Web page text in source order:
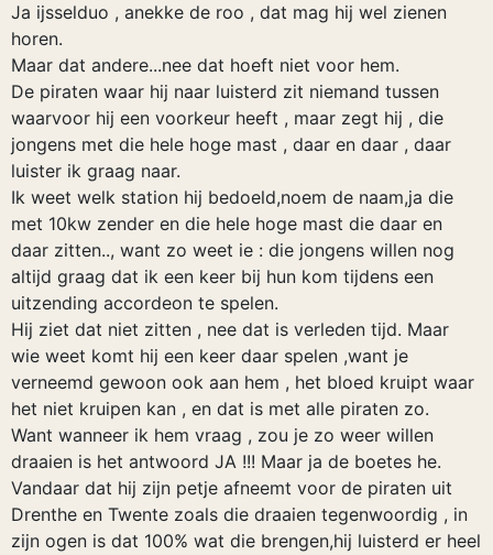
Ja ijsselduo , anekke de roo , dat mag hij wel zienen
horen.
Maar dat andere...nee dat hoeft niet voor hem.
De piraten waar hij naar luisterd zit niemand tussen
waarvoor hij een voorkeur heeft , maar zegt hij , die
jongens met die hele hoge mast , daar en daar , daar
luister ik graag naar.
Ik weet welk station hij bedoeld,noem de naam,ja die
met 10kw zender en die hele hoge mast die daar en
daar zitten.., want zo weet ie : die jongens willen nog
altijd graag dat ik een keer bij hun kom tijdens een
uitzending accordeon te spelen.
Hij ziet dat niet zitten , nee dat is verleden tijd. Maar
wie weet komt hij een keer daar spelen ,want je
verneemd gewoon ook aan hem , het bloed kruipt waar
het niet kruipen kan , en dat is met alle piraten zo.
Want wanneer ik hem vraag , zou je zo weer willen
draaien is het antwoord JA !!! Maar ja de boetes he.
Vandaar dat hij zijn petje afneemt voor de piraten uit
Drenthe en Twente zoals die draaien tegenwoordig , in
zijn ogen is dat 100% wat die brengen,hij luisterd er heel